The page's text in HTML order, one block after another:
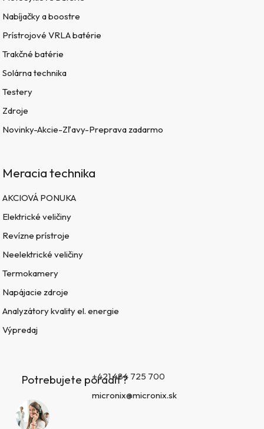
Nabíjačky a boostre
Prístrojové VRLA batérie
Trakčné batérie
Solárna technika
Testery
Zdroje
Novinky-Akcie-Zľavy-Preprava zadarmo
Meracia technika
AKCIOVÁ PONUKA
Elektrické veličiny
Revízne prístroje
Neelektrické veličiny
Termokamery
Napájacie zdroje
Analyzátory kvality el. energie
Výpredaj
Potrebujete poradiť?+421 484 725 700
micronix@micronix.sk